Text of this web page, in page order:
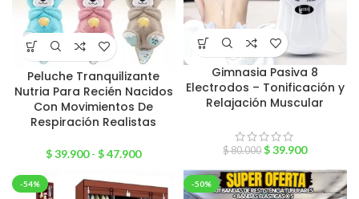
Peluche Tranquilizante
Nutria Para Recién Nacidos
Con Movimientos De
Respiración Realistas
$39.900 - $47.900
Gimnasia Pasiva 8
Electrodos – Tonificación y
Relajación Muscular
$80.000 $39.900
-54% -50%